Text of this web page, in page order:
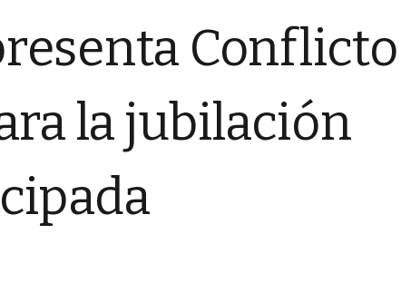
Conflicto
la jubilación